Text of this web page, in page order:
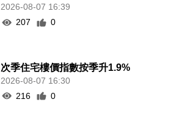
2026-08-07 16:39
207
0
次季住宅樓價指數按季升1.9%
2026-08-07 16:30
216
0